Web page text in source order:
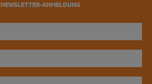
NEWSLETTER-ANMELDUNG